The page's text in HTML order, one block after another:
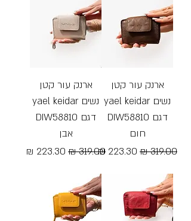
ארנק עור קטן
נשים yael keidar
דגם DIW58810
חום
מחיר רגיל מחיר מבצע
ארנק עור קטן
נשים yael keidar
דגם DIW58810
אבן
מחיר רגיל מחיר מבצע